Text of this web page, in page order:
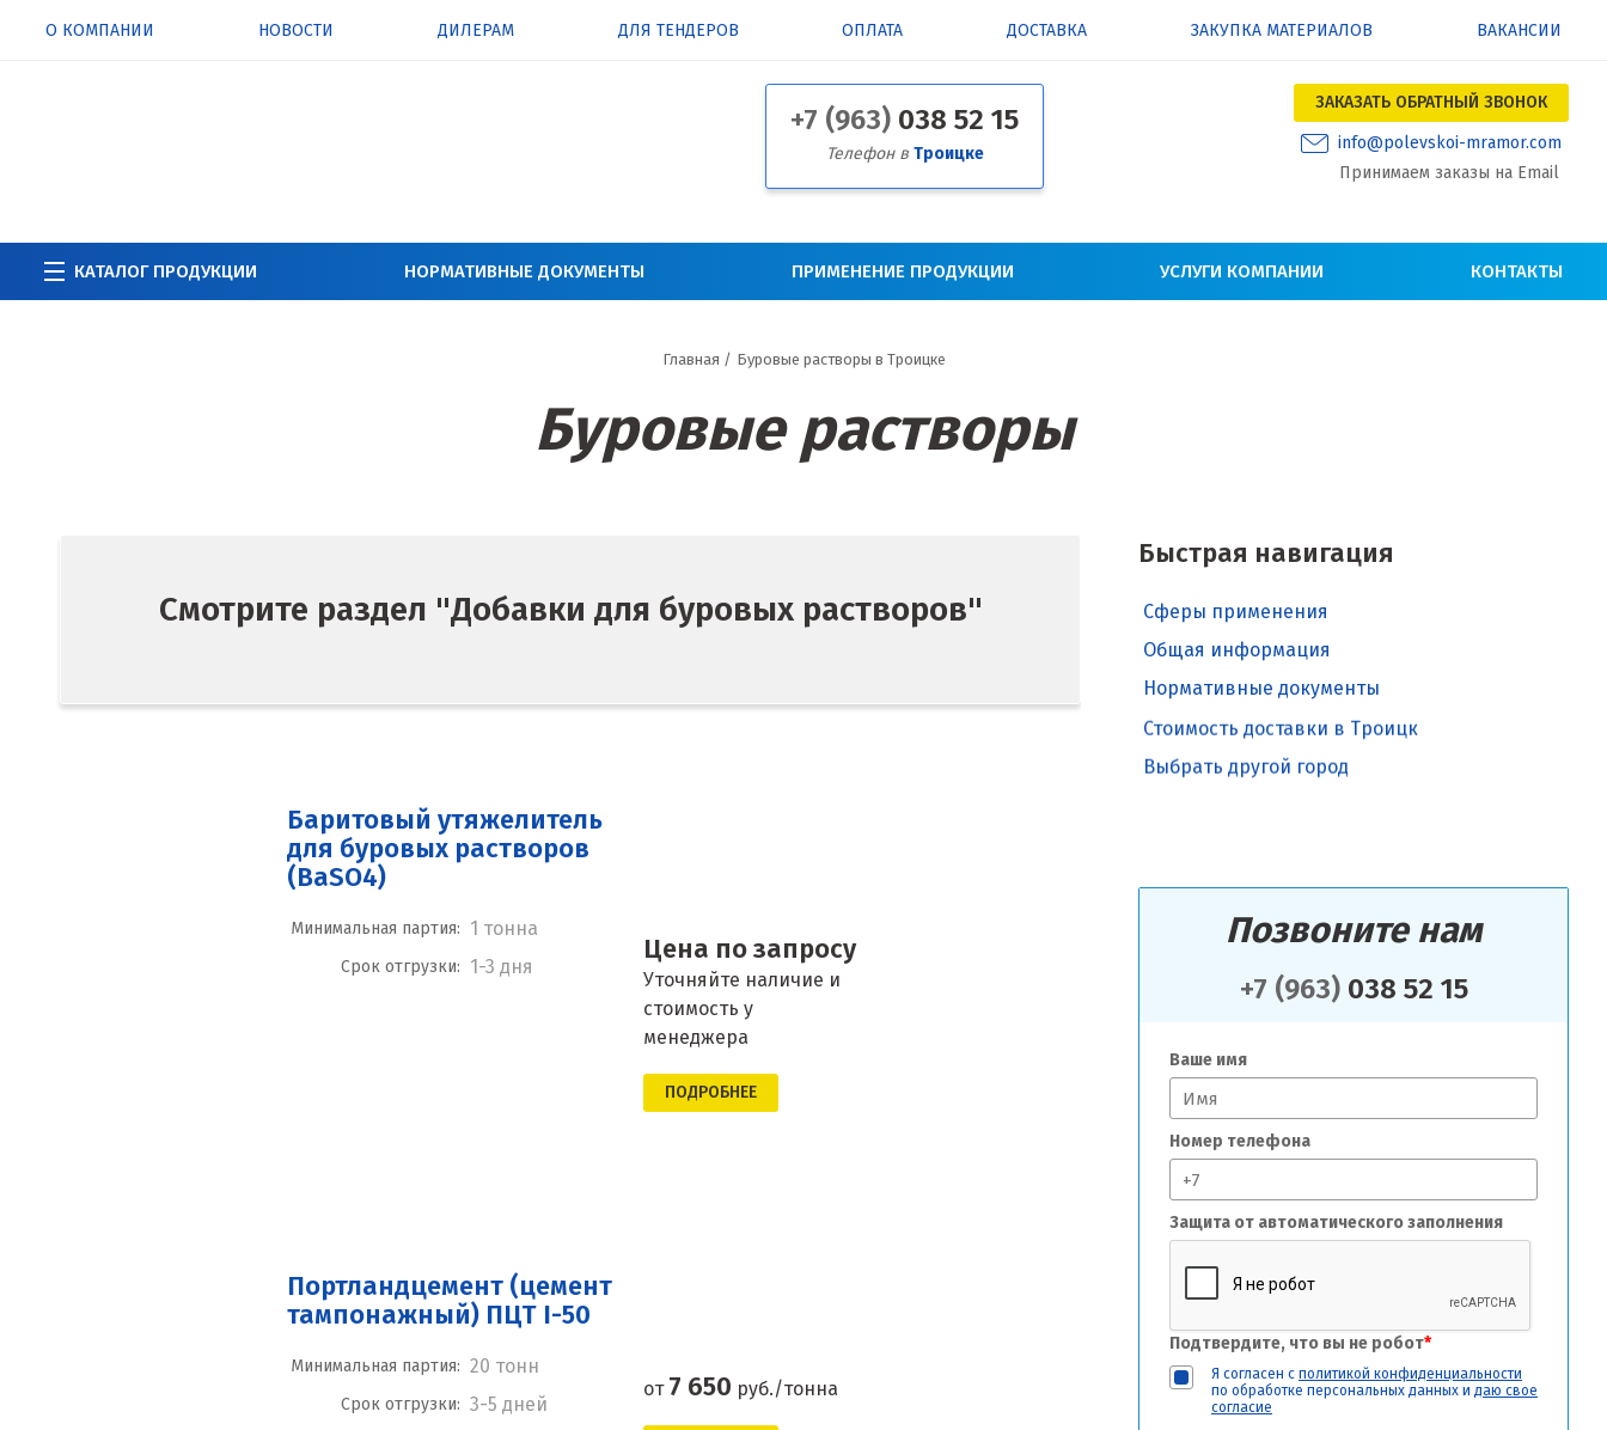
О КОМПАНИИ НОВОСТИ ДИЛЕРАМ ДЛЯ ТЕНДЕРОВ ОПЛАТА ДОСТАВКА ЗАКУПКА МАТЕРИАЛОВ ВАКАНСИИ
+7 (963) 038 52 15
Телефон в Троицке
ЗАКАЗАТЬ ОБРАТНЫЙ ЗВОНОК
info@polevskoi-mramor.com
Принимаем заказы на Email
КАТАЛОГ ПРОДУКЦИИ НОРМАТИВНЫЕ ДОКУМЕНТЫ ПРИМЕНЕНИЕ ПРОДУКЦИИ УСЛУГИ КОМПАНИИ КОНТАКТЫ
Главная / Буровые растворы в Троицке
Буровые растворы
Быстрая навигация
Сферы применения
Общая информация
Нормативные документы
Стоимость доставки в Троицк
Выбрать другой город
Позвоните нам
+7 (963)038 52 15
Ваше имя
Номер телефона
Защита от автоматического заполнения
Подтвердите, что вы не робот*
Я согласен с политикой конфиденциальности
по обработке персональных данных и даю свое
согласие
Смотрите раздел "Добавки для буровых растворов"
Баритовый утяжелитель
для буровых растворов
(BaSO4)
Минимальная партия: 1 тонна
Срок отгрузки: 1-3 дня
Цена по запросу
Уточняйте наличие и
стоимость у
менеджера
ПОДРОБНЕЕ
Портландцемент (цемент
тампонажный) ПЦТ I-50
Минимальная партия: 20 тонн
Срок отгрузки: 3-5 дней
от 7 650 руб./тонна